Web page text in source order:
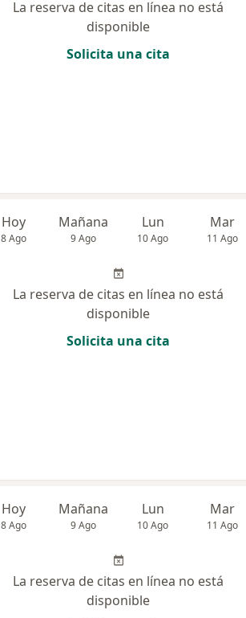
La reserva de citas en línea no está
disponible
Solicita una cita
Hoy
8 Ago
Mañana
9 Ago
Lun
10 Ago
Mar
11 Ago
La reserva de citas en línea no está
disponible
Solicita una cita
Hoy
8 Ago
Mañana
9 Ago
Lun
10 Ago
Mar
11 Ago
La reserva de citas en línea no está
disponible